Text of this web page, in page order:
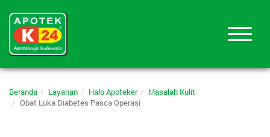
Beranda Layanan Halo Apoteker
Masalah Kulit
Obat Luka Diabetes Pasca Operasi